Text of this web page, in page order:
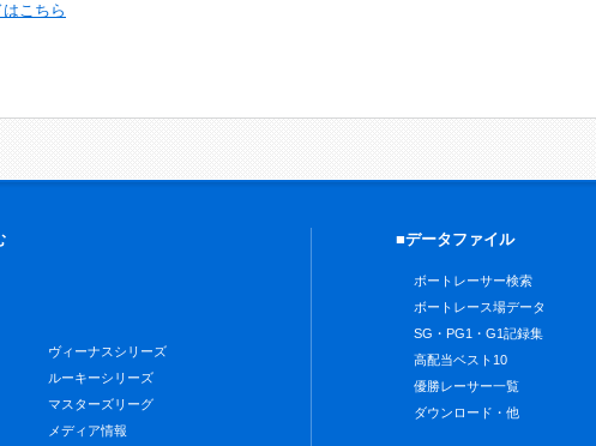
こちら
ヴィーナスシリーズ
ルーキーシリーズ
マスターズリーグ
メディア情報
■データファイル
ボートレーサー検索
ボートレース場データ
SG・PG1・G1記録集
高配当ベスト10
優勝レーサー一覧
ダウンロード・他